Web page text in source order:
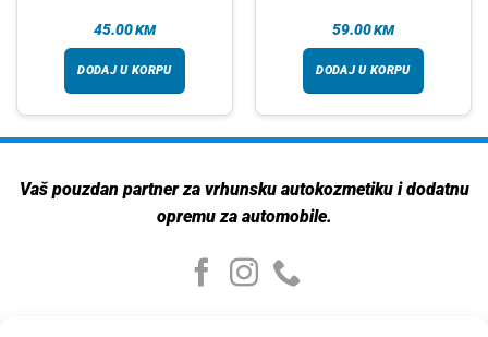
45.00KM
DODAJ U KORPU
59.00KM
DODAJ U KORPU
Vaš pouzdan partner za vrhunsku autokozmetiku i dodatnu
opremu za automobile.